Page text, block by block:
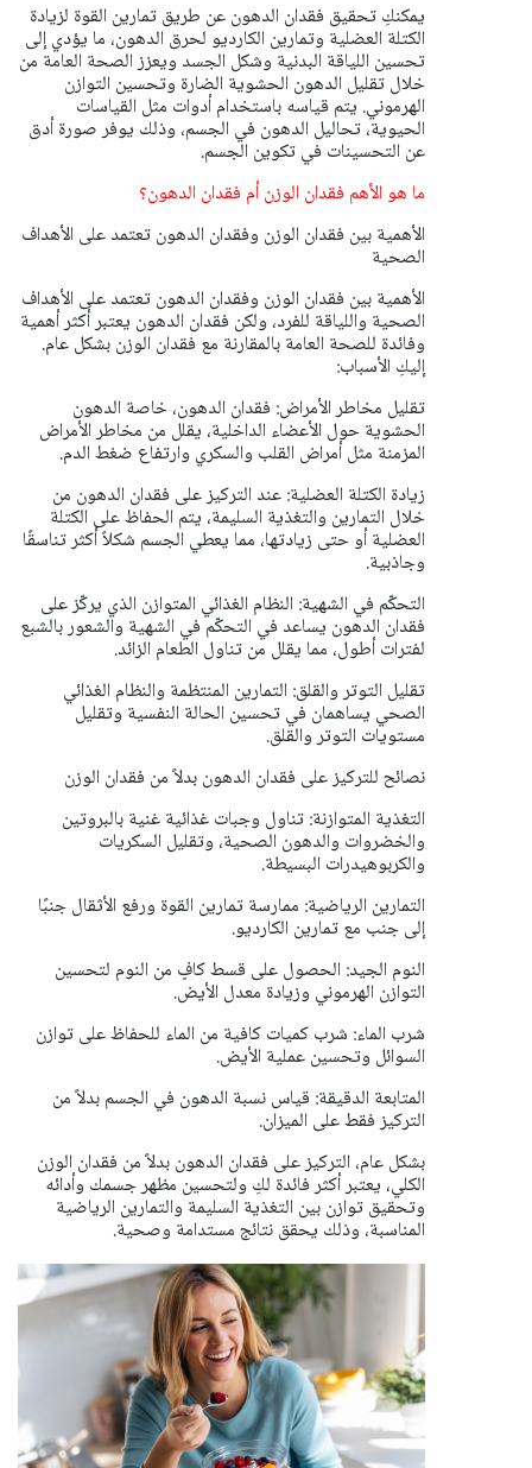
يمكنكِ تحقيق فقدان الدهون عن طريق تمارين القوة لزيادة
الكتلة العضلية وتمارين الكارديو لحرق الدهون، ما يؤدي إلى
تحسين اللياقة البدنية وشكل الجسد ويعزز الصحة العامة من
خلال تقليل الدهون الحشوية الضارة وتحسين التوازن
الهرموني. يتم قياسه باستخدام أدوات مثل القياسات
الحيوية، تحاليل الدهون في الجسم، وذلك يوفر صورة أدق
عن التحسينات في تكوين الجسم.
ما هو الأهم فقدان الوزن أم فقدان الدهون؟
الأهمية بين فقدان الوزن وفقدان الدهون تعتمد على الأهداف
الصحية
الأهمية بين فقدان الوزن وفقدان الدهون تعتمد على الأهداف
الصحية واللياقة للفرد، ولكن فقدان الدهون يعتبر أكثر أهمية
وفائدة للصحة العامة بالمقارنة مع فقدان الوزن بشكل عام.
إليكِ الأسباب:
تقليل مخاطر الأمراض: فقدان الدهون، خاصة الدهون
الحشوية حول الأعضاء الداخلية، يقلل من مخاطر الأمراض
المزمنة مثل أمراض القلب والسكري وارتفاع ضغط الدم.
زيادة الكتلة العضلية: عند التركيز على فقدان الدهون من
خلال التمارين والتغذية السليمة، يتم الحفاظ على الكتلة
العضلية أو حتى زيادتها، مما يعطي الجسم شكلاً أكثر تناسقًا
وجاذبية.
التحكّم في الشهية: النظام الغذائي المتوازن الذي يركّز على
فقدان الدهون يساعد في التحكّم في الشهية والشعور بالشبع
لفترات أطول، مما يقلل من تناول الطعام الزائد.
تقليل التوتر والقلق: التمارين المنتظمة والنظام الغذائي
الصحي يساهمان في تحسين الحالة النفسية وتقليل
مستويات التوتر والقلق.
نصائح للتركيز على فقدان الدهون بدلاً من فقدان الوزن
التغذية المتوازنة: تناول وجبات غذائية غنية بالبروتين
والخضروات والدهون الصحية، وتقليل السكريات
والكربوهيدرات البسيطة.
التمارين الرياضية: ممارسة تمارين القوة ورفع الأثقال جنبًا
إلى جنب مع تمارين الكارديو.
النوم الجيد: الحصول على قسط كافٍ من النوم لتحسين
التوازن الهرموني وزيادة معدل الأيض.
شرب الماء: شرب كميات كافية من الماء للحفاظ على توازن
السوائل وتحسين عملية الأيض.
المتابعة الدقيقة: قياس نسبة الدهون في الجسم بدلاً من
التركيز فقط على الميزان.
بشكل عام، التركيز على فقدان الدهون بدلاً من فقدان الوزن
الكلي، يعتبر أكثر فائدة لكِ ولتحسين مظهر جسمك وأدائه
وتحقيق توازن بين التغذية السليمة والتمارين الرياضية
المناسبة، وذلك يحقق نتائج مستدامة وصحية.